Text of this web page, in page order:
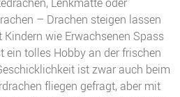
– Drachen steigen lassen
Kindern wie Erwachsenen Spass
ein tolles Hobby an der frischen
ist zwar auch beim
fliegen gefragt, aber mit